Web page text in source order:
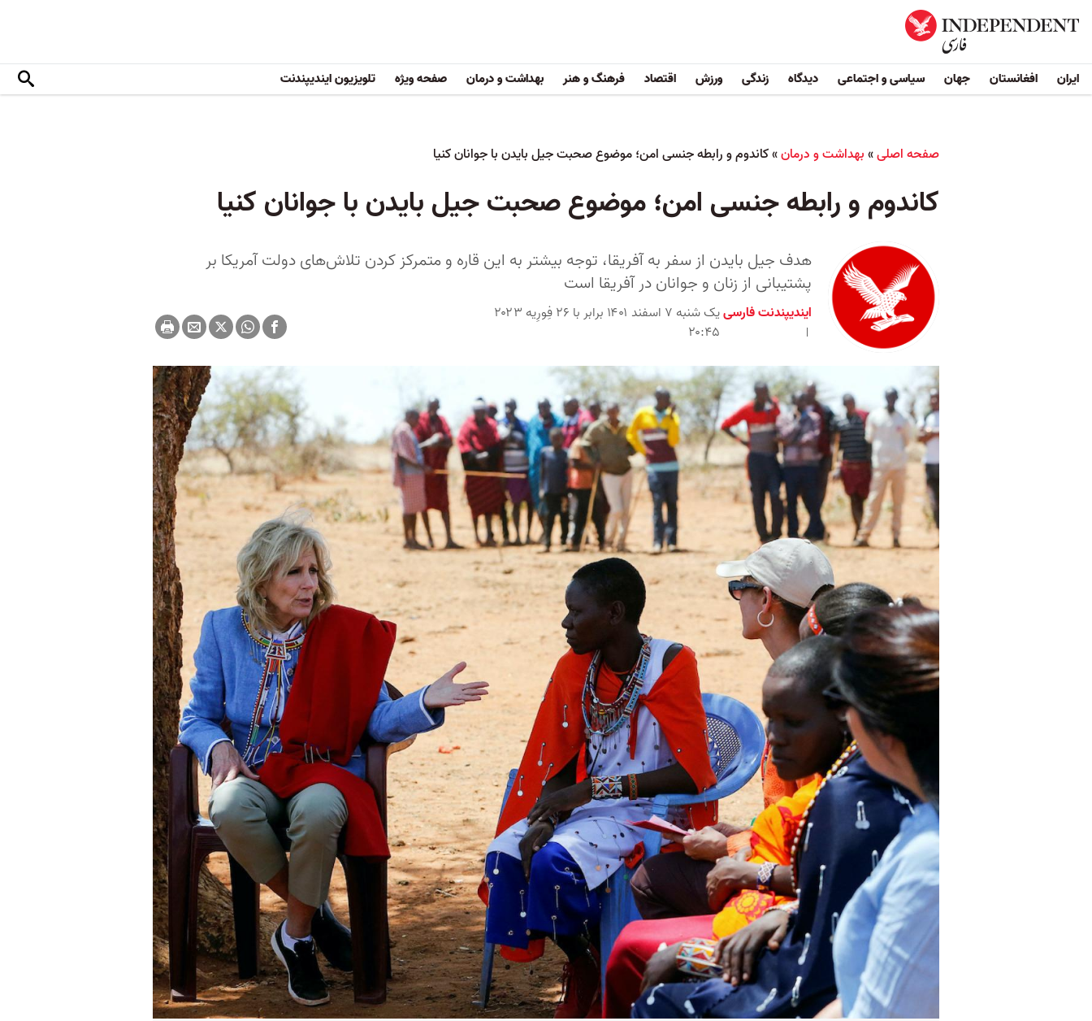
ایران افغانستان جهان سیاسی و اجتماعی دیدگاه زندگی ورزش اقتصاد فرهنگ و هنر بهداشت و درمان صفحه ویژه تلویزیون ایندیپندنت
صفحه اصلی»بهداشت و درمان»کاندوم و رابطه جنسی امن؛ موضوع صحبت جیل بایدن با جوانان کنیا
کاندوم و رابطه جنسی امن؛ موضوع صحبت جیل بایدن با جوانان کنیا
هدف جیل بایدن از سفر به آفریقا، توجه بیشتر به این قاره و متمرکز کردن تلاش‌های دولت آمریکا بر
پشتیبانی از زنان و جوانان در آفریقا است
ایندیپندنت فارسی
یک شنبه ۷ اسفند ۱۴۰۱ برابر با ۲۶ فِورِیه ۲۰۲۳
۲۰:۴۵